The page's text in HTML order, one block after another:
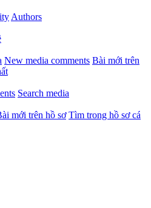
Authors
New media comments Bài mới trên
Search media
mới trên hồ sơ Tìm trong hồ sơ cá